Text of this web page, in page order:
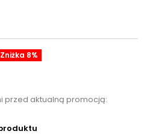
Zniżka 8%
przed aktualną promocją: